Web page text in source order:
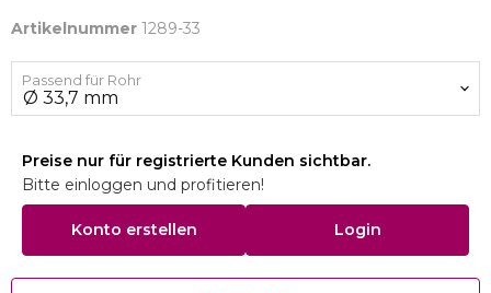
Artikelnummer 1289-33
Passend für Rohr
Preise nur für registrierte Kunden sichtbar.
Bitte einloggen und profitieren!
Konto erstellen Login